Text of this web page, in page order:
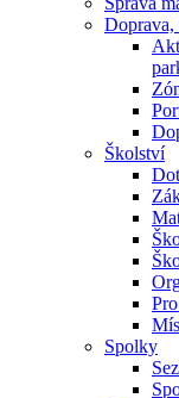
Doprava,
Školství
Spolky